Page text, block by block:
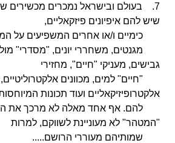
7. בעולם ובישראל נמכרים מכשירים
שיש להם איפיונים פיזקאליים,
כימיים ו/או אחרים המשפיעים על
מגנטים, משחררי יונים, "מסדרי"
גבישים, מעניקי "חיים", מחזירי
"חיים" למים, מכוונים
אלקטרופיזיקאליים ועוד תכונות
להם. אף אחד מאלה לא מרכך את
"המטהר" לא מעוניינת לשווקם, למרות
שמותיהם מעוררי הרושם.....